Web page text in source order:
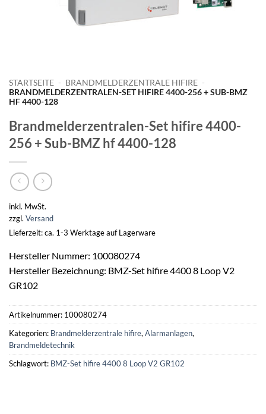
STARTSEITE - BRANDMELDERZENTRALE HIFIRE -
BRANDMELDERZENTRALEN-SET HIFIRE 4400-256 + SUB-BMZ
HF 4400-128
Brandmelderzentralen-Set hifire 4400-
256 + Sub-BMZ hf 4400-128
inkl. MwSt.
zzgl. Versand
Lieferzeit: ca. 1-3 Werktage auf Lagerware
Hersteller Nummer: 100080274
Hersteller Bezeichnung: BMZ-Set hifire 4400 8 Loop V2
GR102
Artikelnummer: 100080274
Kategorien: Brandmelderzentrale hifire, Alarmanlagen,
Brandmeldetechnik
Schlagwort: BMZ-Set hifire 4400 8 Loop V2 GR102